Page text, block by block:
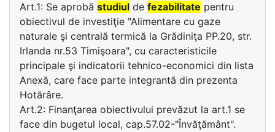
Art.1: Se aprobă studiul de fezabilitate pentru
obiectivul de investiţie "Alimentare cu gaze
naturale şi centrală termică la Grădiniţa PP.20, str.
Irlanda nr.53 Timişoara", cu caracteristicile
principale şi indicatorii tehnico-economici din lista
Anexă, care face parte integrantă din prezenta
Hotărâre.
Art.2: Finanţarea obiectivului prevăzut la art.1 se
face din bugetul local, cap.57.02-"Învăţământ".